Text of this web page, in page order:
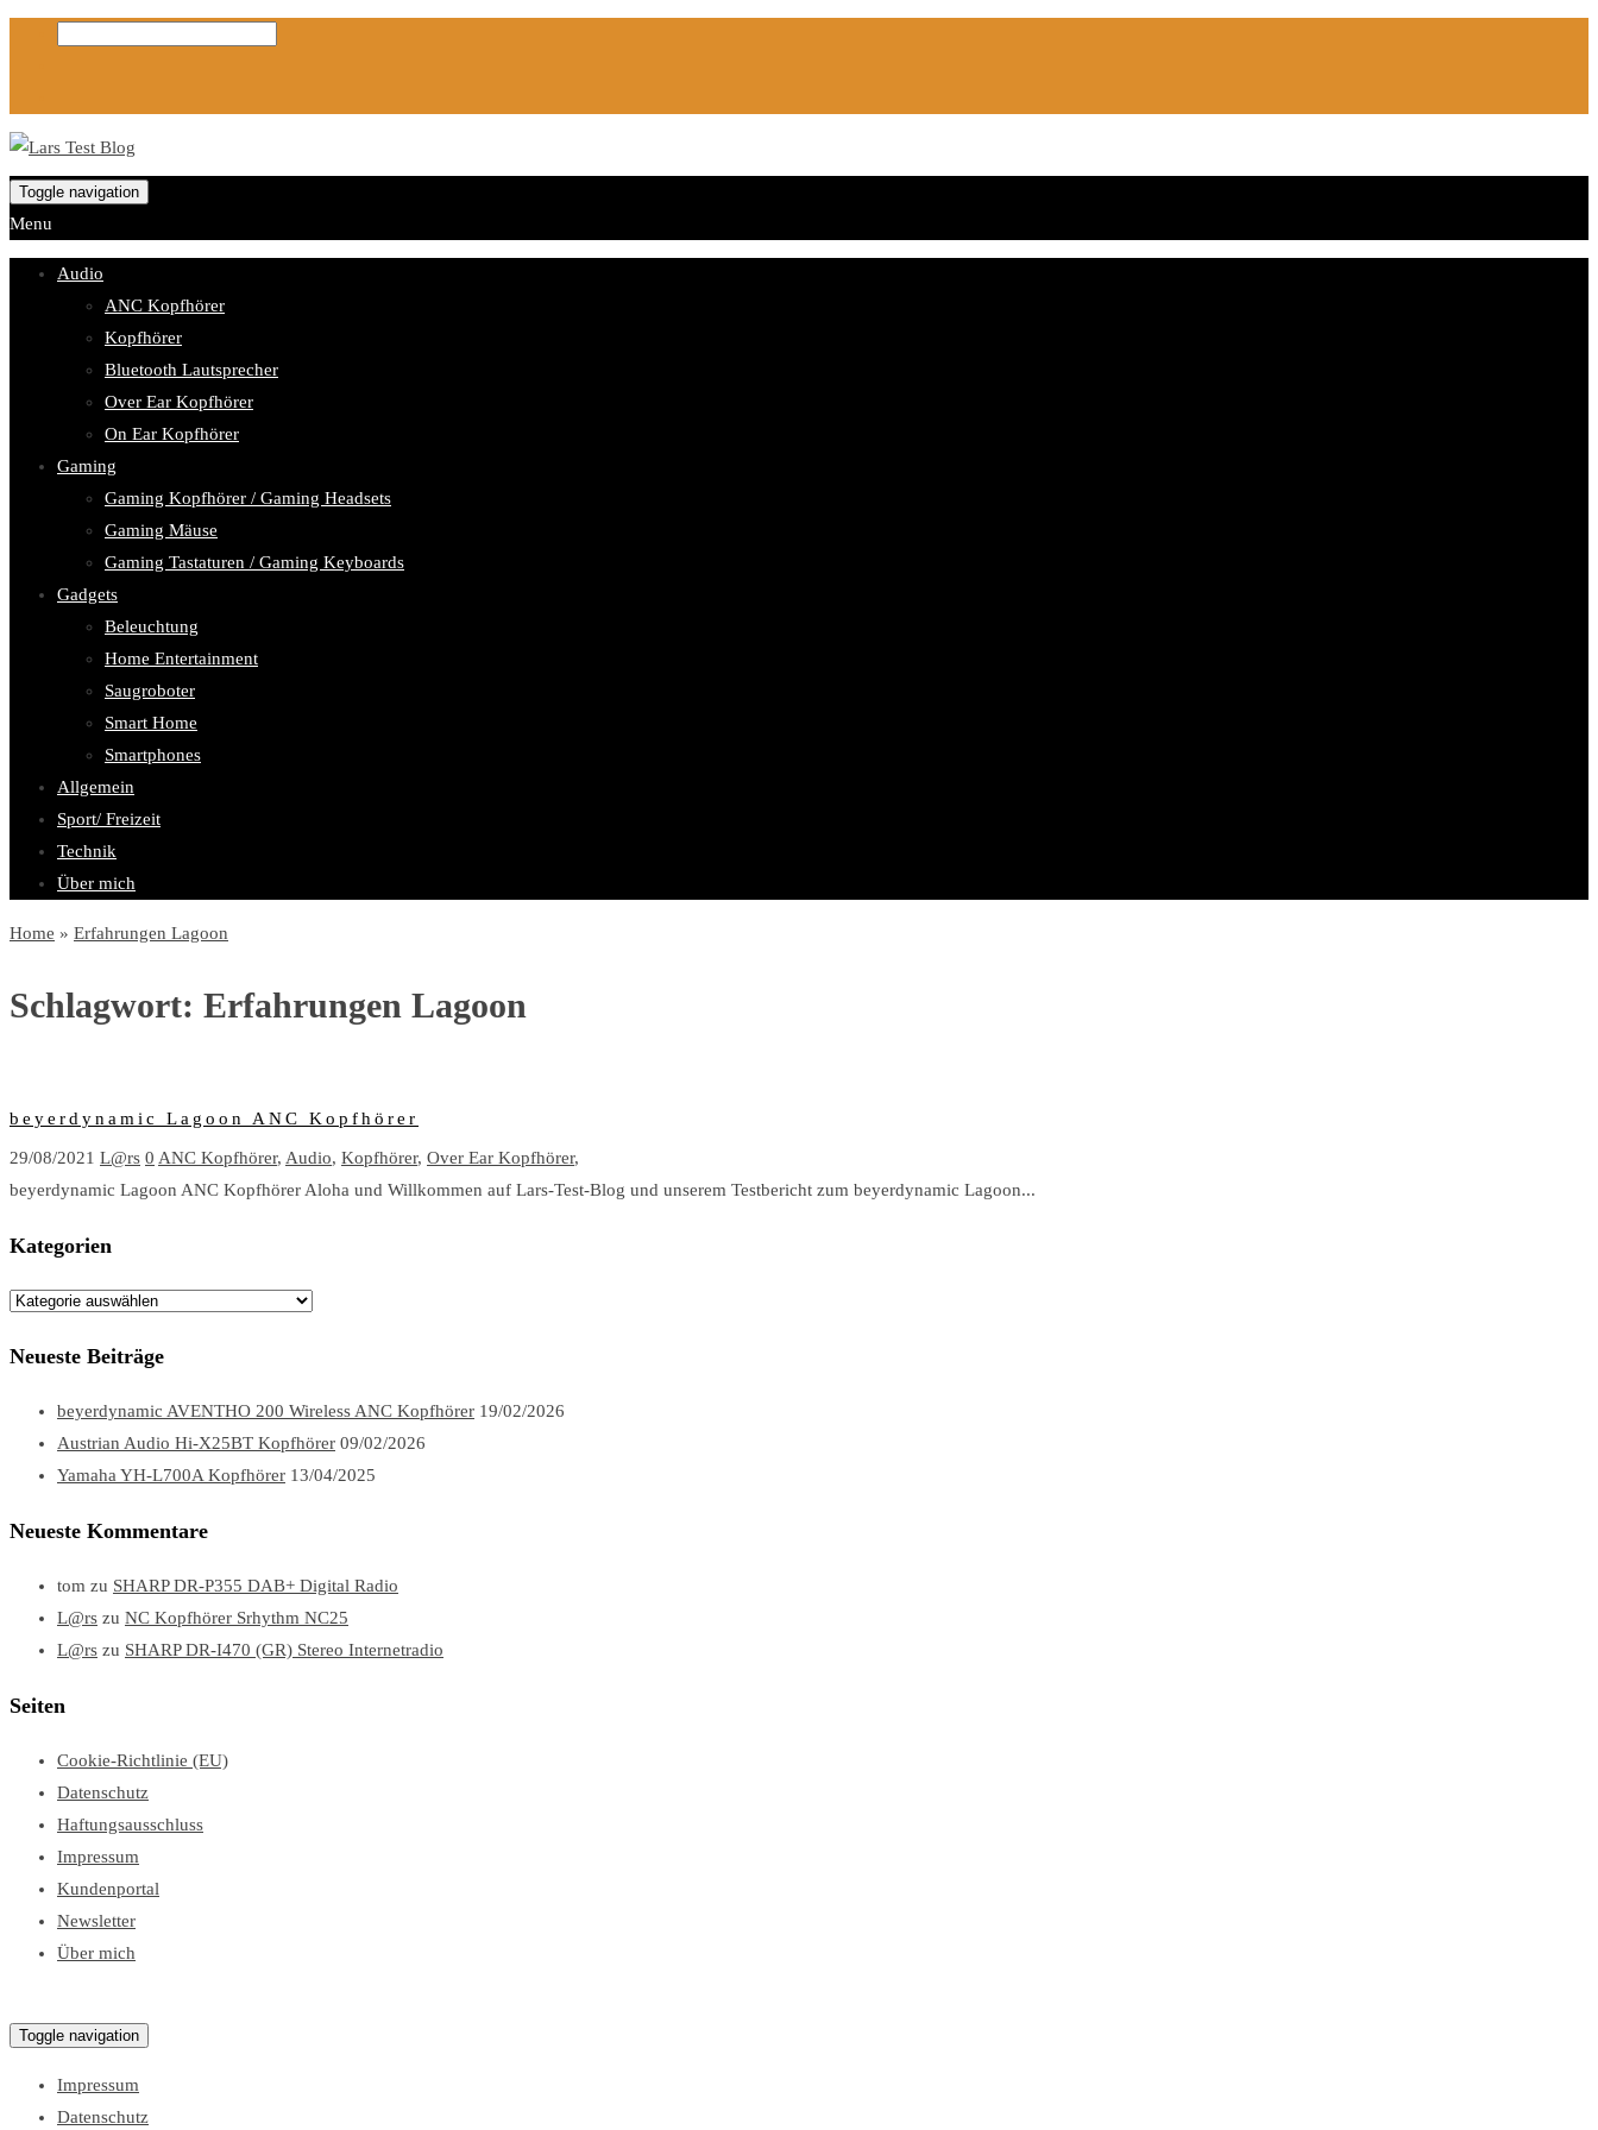
Toggle navigation
Menu
Audio
ANC Kopfhörer
Kopfhörer
Bluetooth Lautsprecher
Over Ear Kopfhörer
On Ear Kopfhörer
Gaming
Gaming Kopfhörer / Gaming Headsets
Gaming Mäuse
Gaming Tastaturen / Gaming Keyboards
Gadgets
Beleuchtung
Home Entertainment
Saugroboter
Smart Home
Smartphones
Allgemein
Sport/ Freizeit
Technik
Über mich
Home » Erfahrungen Lagoon
Schlagwort: Erfahrungen Lagoon
beyerdynamic Lagoon ANC Kopfhörer
29/08/2021 L@rs 0 ANC Kopfhörer, Audio, Kopfhörer, Over Ear Kopfhörer,
beyerdynamic Lagoon ANC Kopfhörer Aloha und Willkommen auf Lars-Test-Blog und unserem Testbericht zum beyerdynamic Lagoon...
Kategorien
Kategorien
Neueste Beiträge
beyerdynamic AVENTHO 200 Wireless ANC Kopfhörer 19/02/2026
Austrian Audio Hi-X25BT Kopfhörer 09/02/2026
Yamaha YH-L700A Kopfhörer 13/04/2025
Neueste Kommentare
tom zu SHARP DR-P355 DAB+ Digital Radio
L@rs zu NC Kopfhörer Srhythm NC25
L@rs zu SHARP DR-I470 (GR) Stereo Internetradio
Seiten
Cookie-Richtlinie (EU)
Datenschutz
Haftungsausschluss
Impressum
Kundenportal
Newsletter
Über mich
Toggle navigation
Impressum
Datenschutz